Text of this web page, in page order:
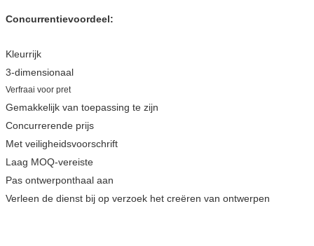
Concurrentievoordeel:
Kleurrijk
3-dimensionaal
Verfraai voor pret
Gemakkelijk van toepassing te zijn
Concurrerende prijs
Met veiligheidsvoorschrift
Laag MOQ-vereiste
Pas ontwerponthaal aan
Verleen de dienst bij op verzoek het creëren van ontwerpen